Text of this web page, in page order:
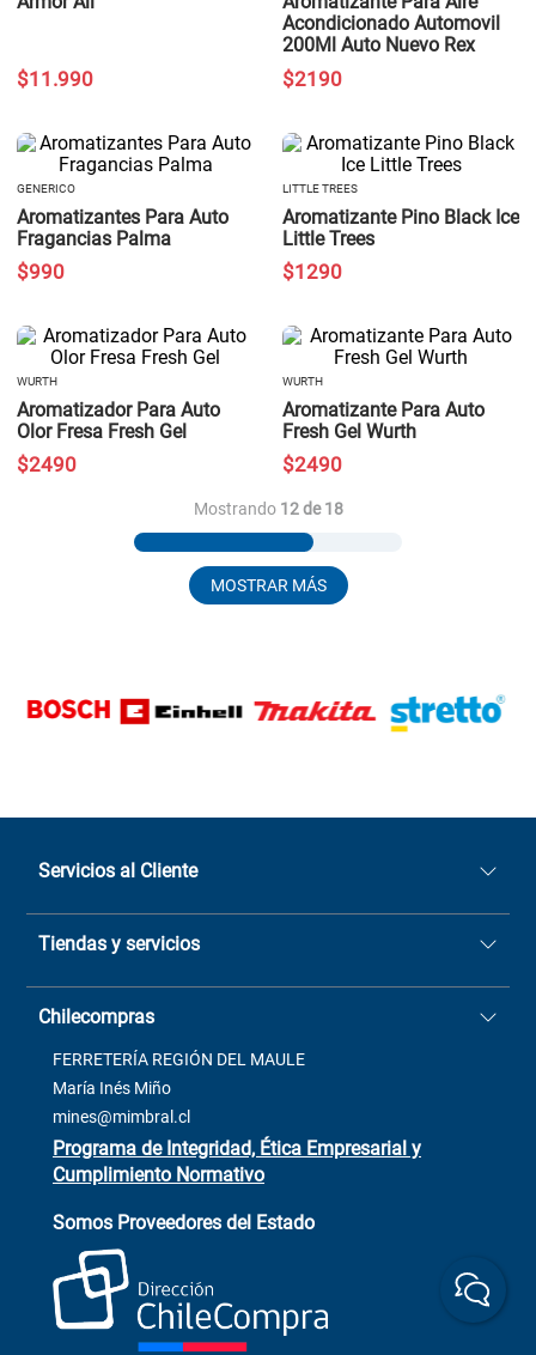
$11 .990
Acondicionado Automovil
200Ml Auto Nuevo Rex
$2190
GENERICO
Aromatizantes Para Auto
Fragancias Palma
$990
LITTLE TREES
Aromatizante Pino Black Ice
Little Trees
$1290
WURTH
Aromatizador Para Auto
Olor Fresa Fresh Gel
$2490
WURTH
Aromatizante Para Auto
Fresh Gel Wurth
$2490
Mostrando 12 de 18
MOSTRAR MÁS
Servicios al Cliente
Quiénes somos
Sucursales
Términos y condiciones
Contacto
Venta Terreno
Trabaja con Nosotros
+(73) 256
ChileCompras
+56 9 9888 9549
Tiendas y servicios
Casa Matriz: Avenida Chorrillos
2137 San Javier, Fono (73)
Chilecompras
FERRETERÍA REGIÓN DEL MAULE
María Inés Miño
mines@mimbral.cl
Programa de Integridad, Ética Empresarial y
Cumplimiento Normativo
Somos Proveedores del Estado